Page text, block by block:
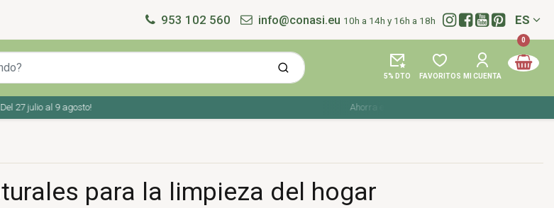
953 102 560 info@conasi.eu 10h a 14h y 16h a 18h Idioma:
ES
5% DTO FAVORITOS MI CUENTA
0
julio al 9 agosto! Ahorra en tu compra con los cupones de verano ☀️ ¡Del
para la limpieza del hogar